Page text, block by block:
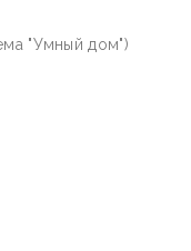
"Умный дом")